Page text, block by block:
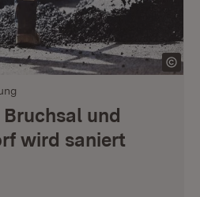
und
wird saniert